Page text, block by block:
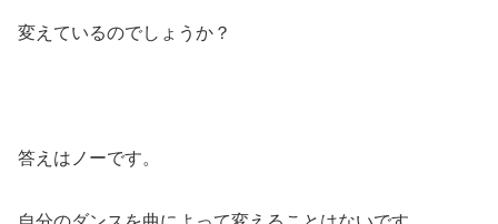
変えているのでしょうか？
答えはノーです。